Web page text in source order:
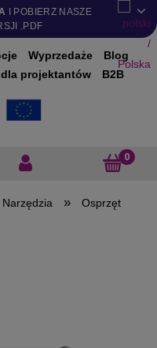
I POBIERZ NASZE
.PDF
Wyprzedaże
Blog
dla projektantów B2B
Narzędzia »
Osprzęt